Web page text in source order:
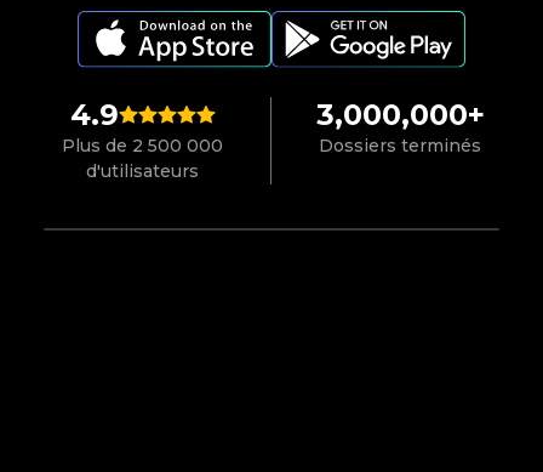
4.9
Plus de 2 500 000
d'utilisateurs
3,000,000+
Dossiers terminés